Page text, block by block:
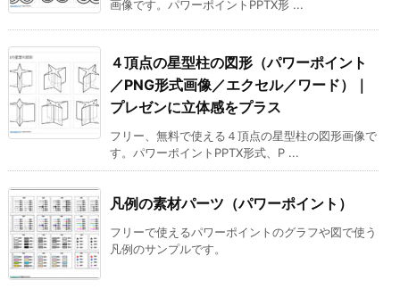
画像です。パワーポイントPPTX形 ...
４頂点の星型柱の図形（パワーポイント
／PNG形式画像／エクセル／ワード）｜
プレゼンに立体感をプラス
フリー、無料で使える４頂点の星型柱の図形画像で
す。パワーポイントPPTX形式、P ...
凡例の素材パーツ（パワーポイント）
フリーで使えるパワーポイントのグラフや図で使う
凡例のサンプルです。